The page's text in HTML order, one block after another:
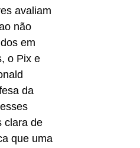
avaliam
não
em
o Pix e
da
clara de
que uma